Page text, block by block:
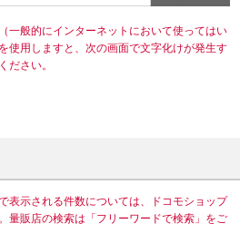
一般的にインターネットにおいて使ってはい
使用しますと、次の画面で文字化けが発生す
ださい。
表示される件数については、ドコモショップ
量販店の検索は「フリーワードで検索」をご